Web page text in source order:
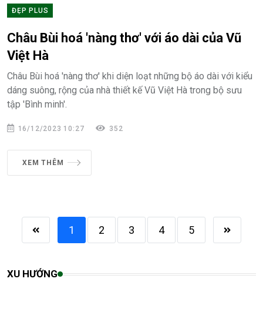
ĐẸP PLUS
Châu Bùi hoá 'nàng thơ' với áo dài của Vũ
Việt Hà
Châu Bùi hoá 'nàng thơ' khi diện loạt những bộ áo dài với kiểu
dáng suông, rộng của nhà thiết kế Vũ Việt Hà trong bộ sưu
tập 'Bình minh'.
16/12/2023 10:27 352
XEM THÊM
1 2 3 4 5
XU HƯỚNG